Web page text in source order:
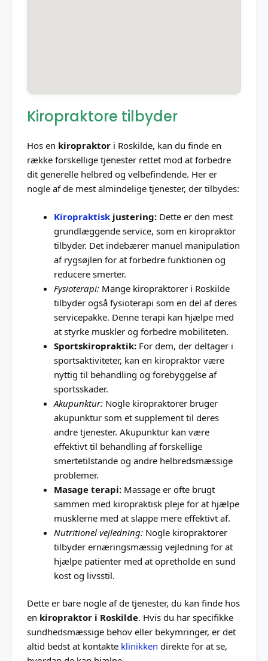
Kiropraktore tilbyder
Hos en kiropraktor i Roskilde, kan du finde en
række forskellige tjenester rettet mod at forbedre
dit generelle helbred og velbefindende. Her er
nogle af de mest almindelige tjenester, der tilbydes:
Kiropraktisk justering: Dette er den mest
grundlæggende service, som en kiropraktor
tilbyder. Det indebærer manuel manipulation
af rygsøjlen for at forbedre funktionen og
reducere smerter.
Fysioterapi: Mange kiropraktorer i Roskilde
tilbyder også fysioterapi som en del af deres
servicepakke. Denne terapi kan hjælpe med
at styrke muskler og forbedre mobiliteten.
Sportskiropraktik: For dem, der deltager i
sportsaktiviteter, kan en kiropraktor være
nyttig til behandling og forebyggelse af
sportsskader.
Akupunktur: Nogle kiropraktorer bruger
akupunktur som et supplement til deres
andre tjenester. Akupunktur kan være
effektivt til behandling af forskellige
smertetilstande og andre helbredsmæssige
problemer.
Masage terapi: Massage er ofte brugt
sammen med kiropraktisk pleje for at hjælpe
musklerne med at slappe mere effektivt af.
Nutritionel vejledning: Nogle kiropraktorer
tilbyder ernæringsmæssig vejledning for at
hjælpe patienter med at opretholde en sund
kost og livsstil.
Dette er bare nogle af de tjenester, du kan finde hos
en kiropraktor i Roskilde. Hvis du har specifikke
sundhedsmæssige behov eller bekymringer, er det
altid bedst at kontakte klinikken direkte for at se,